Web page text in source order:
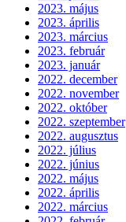
2023. május
2023. április
2023. március
2023. február
2023. január
2022. december
2022. november
2022. október
2022. szeptember
2022. augusztus
2022. július
2022. június
2022. május
2022. április
2022. március